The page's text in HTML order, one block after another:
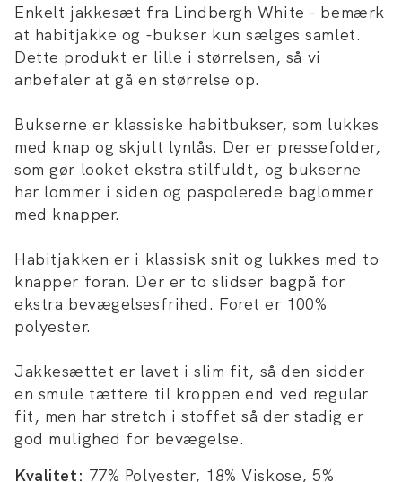
Enkelt jakkesæt fra Lindbergh White - bemærk
at habitjakke og -bukser kun sælges samlet.
Dette produkt er lille i størrelsen, så vi
anbefaler at gå en størrelse op.
Bukserne er klassiske habitbukser, som lukkes
med knap og skjult lynlås. Der er pressefolder,
som gør looket ekstra stilfuldt, og bukserne
har lommer i siden og paspolerede baglommer
med knapper.
Habitjakken er i klassisk snit og lukkes med to
knapper foran. Der er to slidser bagpå for
ekstra bevægelsesfrihed. Foret er 100%
polyester.
Jakkesættet er lavet i slim fit, så den sidder
en smule tættere til kroppen end ved regular
fit, men har stretch i stoffet så der stadig er
god mulighed for bevægelse.
Kvalitet: 77% Polyester, 18% Viskose, 5%